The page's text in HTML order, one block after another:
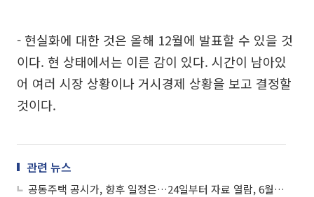
- 현실화에 대한 것은 올해 12월에 발표할 수 있을 것
이다. 현 상태에서는 이른 감이 있다. 시간이 남아있
어 여러 시장 상황이나 거시경제 상황을 보고 결정할
것이다.
관련 뉴스
공동주택 공시가, 향후 일정은…24일부터 자료 열람, 6월 말 확정 공시